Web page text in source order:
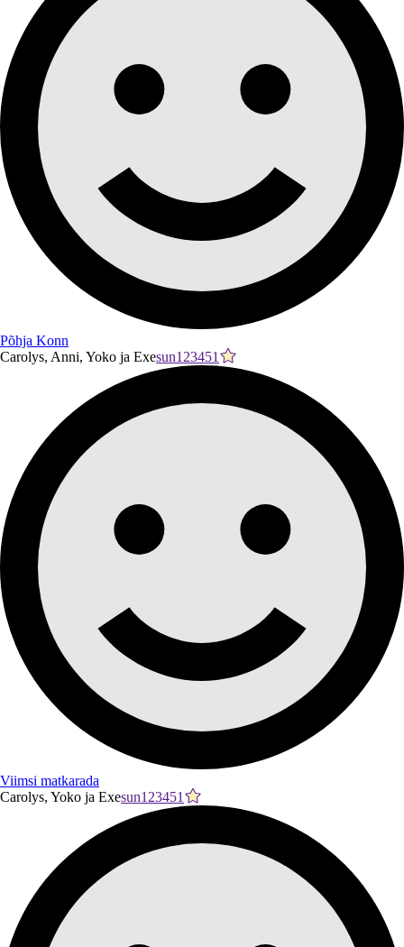
Põhja Konn
Carolys, Anni, Yoko ja Exesun123451
Viimsi matkarada
Carolys, Yoko ja Exesun123451